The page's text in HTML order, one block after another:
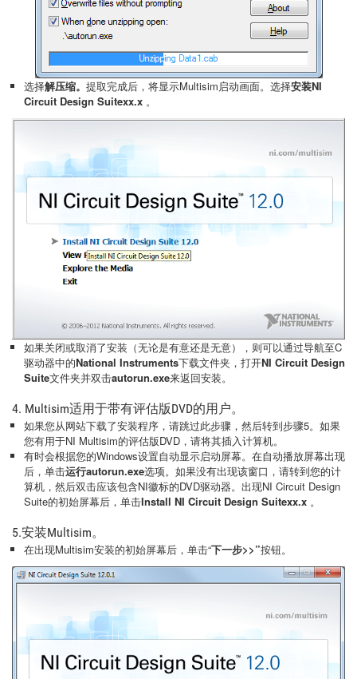
选择解压缩。 提取完成后，将显示Multisim启动画面。选择安装NI
Circuit Design Suitexx.x 。
如果关闭或取消了安装（无论是有意还是无意），则可以通过导航至C
驱动器中的National Instruments下载文件夹，打开NI Circuit Design
Suite文件夹并双击autorun.exe来返回安装。
4. Multisim适用于带有评估版DVD的用户。
如果您从网站下载了安装程序，请跳过此步骤，然后转到步骤5。如果
您有用于NI Multisim的评估版DVD，请将其插入计算机。
有时会根据您的Windows设置自动显示启动屏幕。在自动播放屏幕出现
后，单击运行autorun.exe选项。如果没有出现该窗口，请转到您的计
算机，然后双击应该包含NI徽标的DVD驱动器。出现NI Circuit Design
Suite的初始屏幕后，单击Install NI Circuit Design Suitexx.x 。
5.安装Multisim。
在出现Multisim安装的初始屏幕后，单击“下一步>>”按钮。